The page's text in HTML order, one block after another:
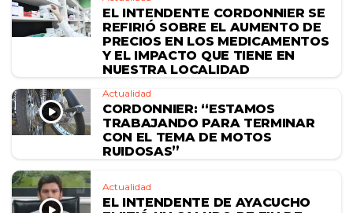
EL INTENDENTE CORDONNIER SE
REFIRIÓ SOBRE EL AUMENTO DE
PRECIOS EN LOS MEDICAMENTOS
Y EL IMPACTO QUE TIENE EN
NUESTRA LOCALIDAD
Actualidad
CORDONNIER: “ESTAMOS
TRABAJANDO PARA TERMINAR
CON EL TEMA DE MOTOS
RUIDOSAS”
Actualidad
EL INTENDENTE DE AYACUCHO